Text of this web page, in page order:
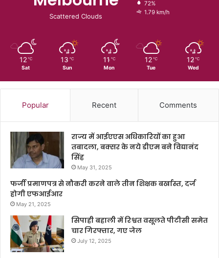
Scattered Clouds
72%
1.79 km/h
12 ℃
Sat
13 ℃
Sun
11 ℃
Mon
12 ℃
Tue
12 ℃
Wed
Popular Recent Comments
राज्य में आईएएस अधिकारियों का हुआ
तबादला, बक्सर के नये डीएम बने विद्यानंद
सिंह
May 31, 2025
फर्जी प्रमाणपत्र से नौकरी करने वाले तीन शिक्षक बर्खास्त, दर्ज
होगी एफआईआर
May 21, 2025
सिपाही बहाली में रिश्वत वसूलते पीटीसी समेत
चार गिरफ्तार, गए जेल
July 12, 2025